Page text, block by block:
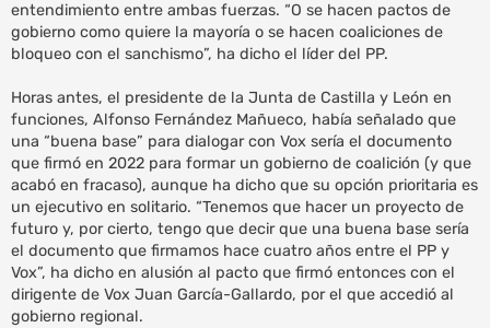
entendimiento entre ambas fuerzas. “O se hacen pactos de
gobierno como quiere la mayoría o se hacen coaliciones de
bloqueo con el sanchismo”, ha dicho el líder del PP.
Horas antes, el presidente de la Junta de Castilla y León en
funciones, Alfonso Fernández Mañueco, había señalado que
una “buena base” para dialogar con Vox sería el documento
que firmó en 2022 para formar un gobierno de coalición (y que
acabó en fracaso), aunque ha dicho que su opción prioritaria es
un ejecutivo en solitario. “Tenemos que hacer un proyecto de
futuro y, por cierto, tengo que decir que una buena base sería
el documento que firmamos hace cuatro años entre el PP y
Vox”, ha dicho en alusión al pacto que firmó entonces con el
dirigente de Vox Juan García-Gallardo, por el que accedió al
gobierno regional.